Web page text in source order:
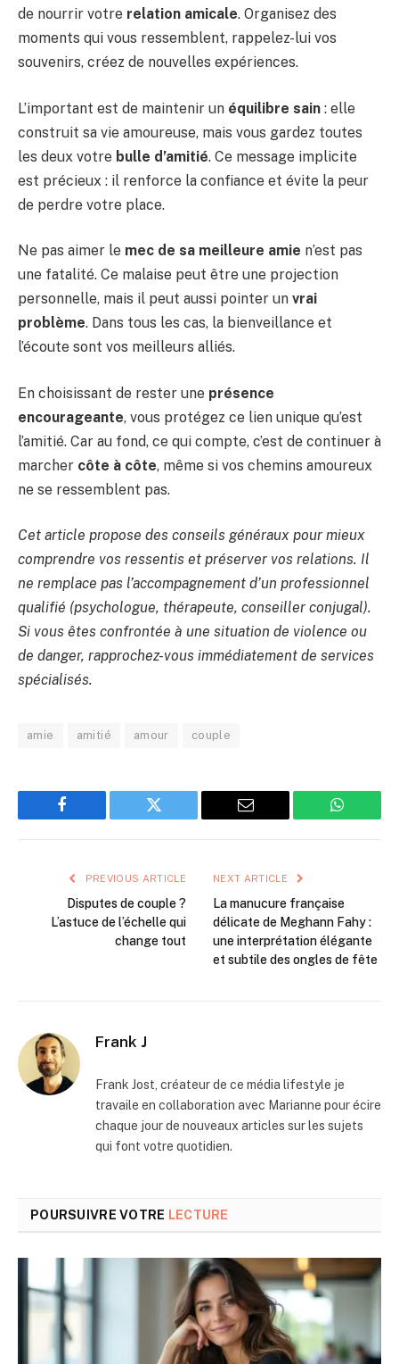
de nourrir votre relation amicale. Organisez des
moments qui vous ressemblent, rappelez-lui vos
souvenirs, créez de nouvelles expériences.
L’important est de maintenir un équilibre sain : elle
construit sa vie amoureuse, mais vous gardez toutes
les deux votre bulle d’amitié. Ce message implicite
est précieux : il renforce la confiance et évite la peur
de perdre votre place.
Ne pas aimer le mec de sa meilleure amie n’est pas
une fatalité. Ce malaise peut être une projection
personnelle, mais il peut aussi pointer un vrai
problème. Dans tous les cas, la bienveillance et
l’écoute sont vos meilleurs alliés.
En choisissant de rester une présence
encourageante, vous protégez ce lien unique qu’est
l’amitié. Car au fond, ce qui compte, c’est de continuer à
marcher côte à côte, même si vos chemins amoureux
ne se ressemblent pas.
Cet article propose des conseils généraux pour mieux
comprendre vos ressentis et préserver vos relations. Il
ne remplace pas l’accompagnement d’un professionnel
qualifié (psychologue, thérapeute, conseiller conjugal).
Si vous êtes confrontée à une situation de violence ou
de danger, rapprochez-vous immédiatement de services
spécialisés.
amie amitié amour couple
Facebook Twitter Email
PREVIOUS ARTICLE
Disputes de couple ?
L’astuce de l’échelle qui
change tout
NEXT ARTICLE
La manucure française
délicate de Meghann Fahy :
une interprétation élégante
et subtile des ongles de fête
Frank J
Frank Jost, créateur de ce média lifestyle je
travaile en collaboration avec Marianne pour écire
chaque jour de nouveaux articles sur les sujets
qui font votre quotidien.
POURSUIVRE VOTRE LECTURE